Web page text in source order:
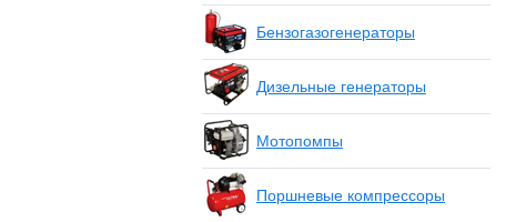
Бензогазогенераторы
Дизельные генераторы
Мотопомпы
Поршневые компрессоры